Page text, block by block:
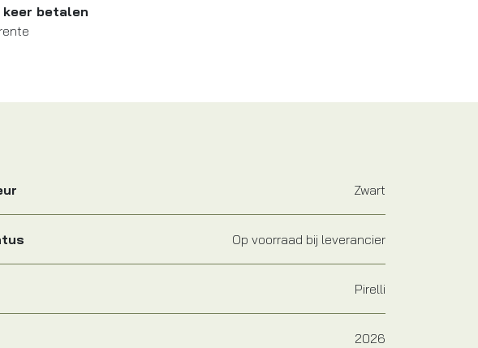
keer betalen
Zwart
Op voorraad bij leverancier
Pirelli
2026